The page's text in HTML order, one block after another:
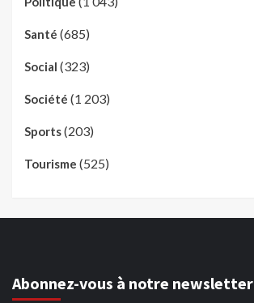
Santé (685)
Social (323)
Société (1 203)
Sports(203)
Tourisme (525)
Abonnez-vous à notre newsletter